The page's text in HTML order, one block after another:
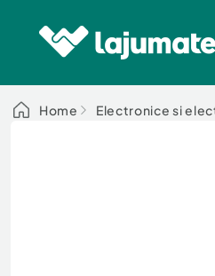
Home Electronice si